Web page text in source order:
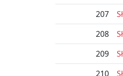
207
208
209
210